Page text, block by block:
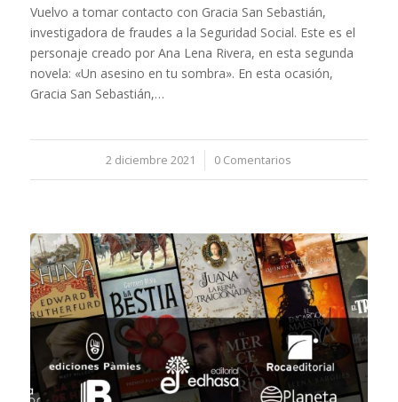
Vuelvo a tomar contacto con Gracia San Sebastián,
investigadora de fraudes a la Seguridad Social. Este es el
personaje creado por Ana Lena Rivera, en esta segunda
novela: «Un asesino en tu sombra». En esta ocasión,
Gracia San Sebastián,…
2 diciembre 2021
/ 0 Comentarios